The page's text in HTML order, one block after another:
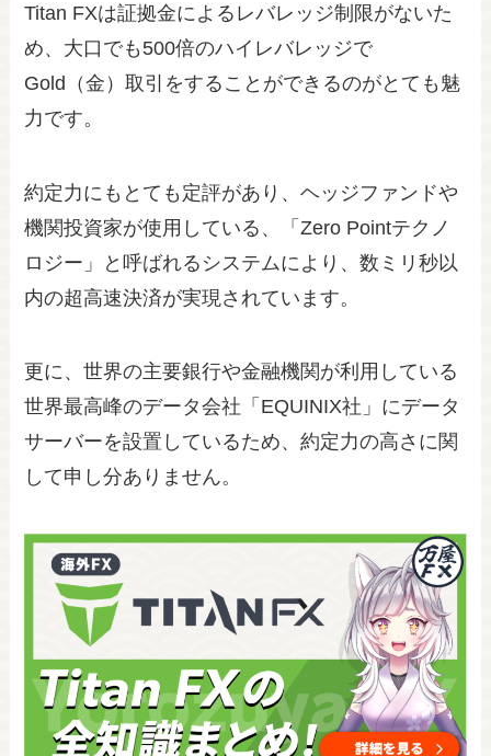
Titan FXは証拠金によるレバレッジ制限がないた
め、大口でも500倍のハイレバレッジで
Gold（金）取引をすることができるのがとても魅
力です。
約定力にもとても定評があり、ヘッジファンドや
機関投資家が使用している、「Zero Pointテクノ
ロジー」と呼ばれるシステムにより、数ミリ秒以
内の超高速決済が実現されています。
更に、世界の主要銀行や金融機関が利用している
世界最高峰のデータ会社「EQUINIX社」にデータ
サーバーを設置しているため、約定力の高さに関
して申し分ありません。